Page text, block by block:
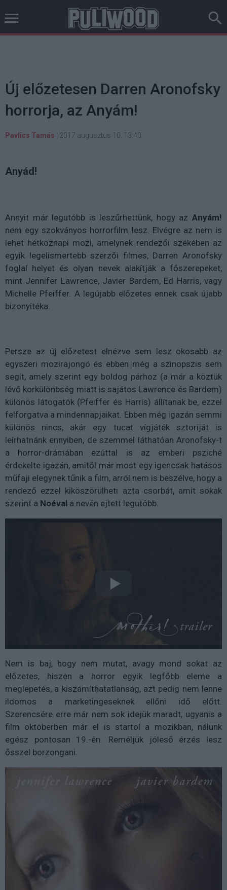
Új előzetesen Darren Aronofsky
horrorja, az Anyám!
Pavlics Tamás 2017 augusztus 10. 13:40
Anyád!
Annyit már legutóbb is leszűrhettünk, hogy az Anyám!
nem egy szokványos horrorfilm lesz. Elvégre az nem is
lehet hétköznapi mozi, amelynek rendezői székében az
egyik legelismertebb szerzői filmes, Darren Aronofsky
foglal helyet és olyan nevek alakítják a főszerepeket,
mint Jennifer Lawrence, Javier Bardem, Ed Harris, vagy
Michelle Pfeiffer. A legújabb előzetes ennek csak újabb
bizonyítéka.
Persze az új előzetest elnézve sem lesz okosabb az
egyszeri mozirajongó és ebben még a szinopszis sem
segít, amely szerint egy boldog párhoz (a már a köztük
lévő korkülönbség miatt is sajátos Lawrence és Bardem)
különös látogatók (Pfeiffer és Harris) állítanak be, ezzel
felforgatva a mindennapjaikat. Ebben még igazán semmi
különös nincs, akár egy tucat vígjáték sztoriját is
leírhatnánk ennyiben, de szemmel láthatóan Aronofsky-t
a horror-drámában ezúttal is az emberi psziché
érdekelte igazán, amitől már most egy igencsak hatásos
műfaji elegynek tűnik a film, arról nem is beszélve, hogy a
rendező ezzel kiköszörülheti azta csorbát, amit sokak
szerint a Noéval a nevén ejtett legutóbb.
Nem is baj, hogy nem mutat, avagy mond sokat az
előzetes, hiszen a horror egyik legfőbb eleme a
meglepetés, a kiszámíthatatlanság, azt pedig nem lenne
ildomos a marketingeseknek ellőni idő előtt.
Szerencsére erre már nem sok idejük maradt, ugyanis a
film októberben már el is startol a mozikban, nálunk
egész pontosan 19.-én. Reméljük jóleső érzés lesz
ősszel borzongani.